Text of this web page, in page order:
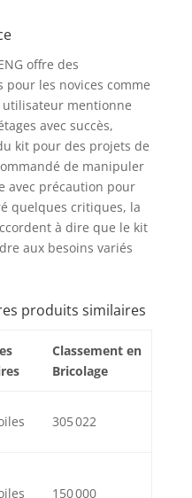
dans la
de
: 1 rouleau
22,9 cm ; 1 rouleau
50,8 cm ; 1 paire de
à pointes ;
avec lame
: il n'y a pas
long mât, vous
préparer votre
long poteau si
offre des
les novices comme
mentionne
avec succès,
kit pour des projets de
de manipuler
avec précaution pour
quelques critiques, la
à dire que le kit
aux besoins variés
produits similaires
Classement en
Bricolage
305 022
150 000